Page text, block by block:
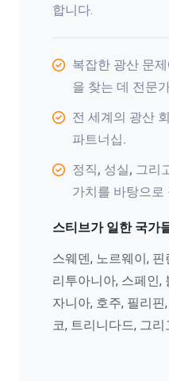
합니다.
복잡한 광산 문
을 찾는 데 전문
전 세계의 광산
파트너십.
정직, 성실, 그리
가치를 바탕으로
스티브가 일한 국가
스웨덴, 노르웨이,
리투아니아, 스페인,
자니아, 호주, 필리
코, 트리니다드, 그